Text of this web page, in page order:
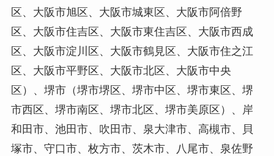
区、大阪市旭区、大阪市城東区、大阪市阿倍野
区、大阪市住吉区、大阪市東住吉区、大阪市西成
区、大阪市淀川区、大阪市鶴見区、大阪市住之江
区、大阪市平野区、大阪市北区、大阪市中央
区）、堺市（堺市堺区、堺市中区、堺市東区、堺
市西区、堺市南区、堺市北区、堺市美原区）、岸
和田市、池田市、吹田市、泉大津市、高槻市、貝
塚市、守口市、枚方市、茨木市、八尾市、泉佐野